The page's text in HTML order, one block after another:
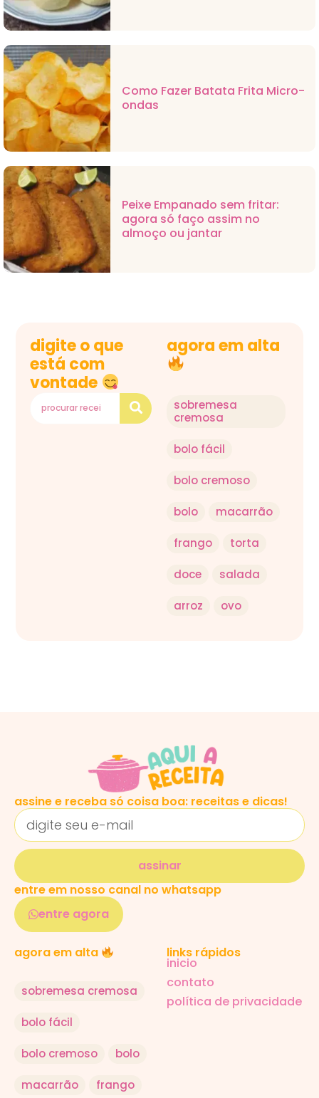
Como Fazer Batata Frita Micro-
ondas
Peixe Empanado sem fritar:
agora só faço assim no
almoço ou jantar
digite o que
está com
vontade
agora em alta
sobremesa
cremosa
bolo fácil
bolo cremoso
bolo macarrão
frango torta
doce salada
arroz ovo
assine e receba só coisa boa: receitas e dicas!
assinar
entre em nosso canal no whatsapp
entre agora
agora em alta
sobremesa cremosa
bolo fácil
bolo cremoso bolo
macarrão frango
links rápidos
inicio
contato
política de privacidade